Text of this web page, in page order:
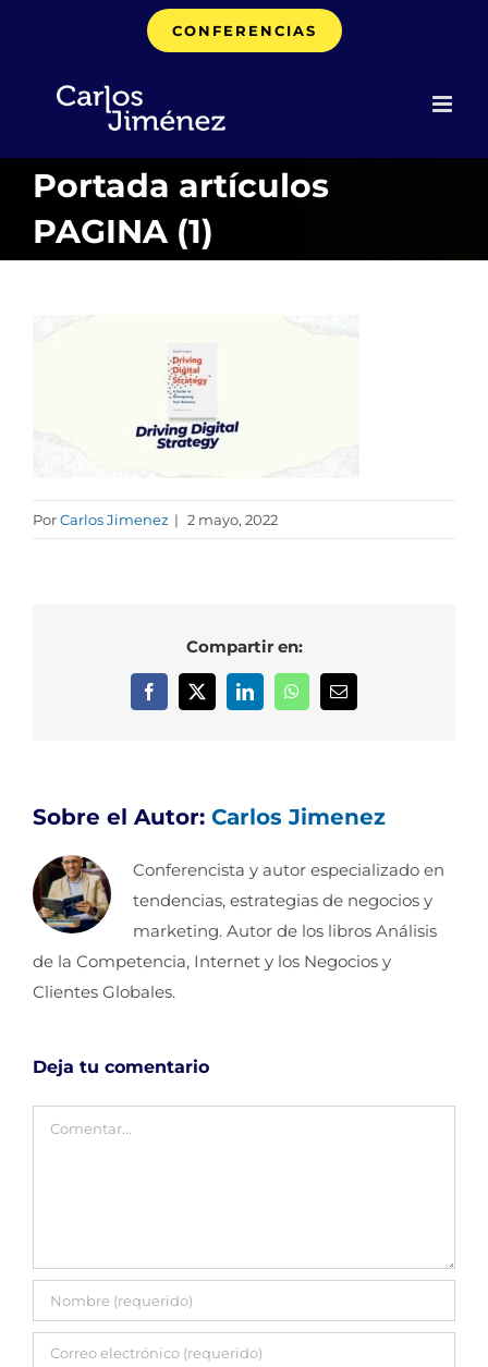
CONFERENCIAS
Portada artículos
PAGINA (1)
PorCarlos Jimenez | 2 mayo, 2022
Compartir en:
Facebook
X LinkedInWhatsAppCorreo
Sobre el Autor: Carlos Jimenez
Conferencista y autor especializado en
tendencias, estrategias de negocios y
marketing. Autor de los libros Análisis
de la Competencia, Internet y los Negocios y
Clientes Globales.
Deja tu comentario
Comentar